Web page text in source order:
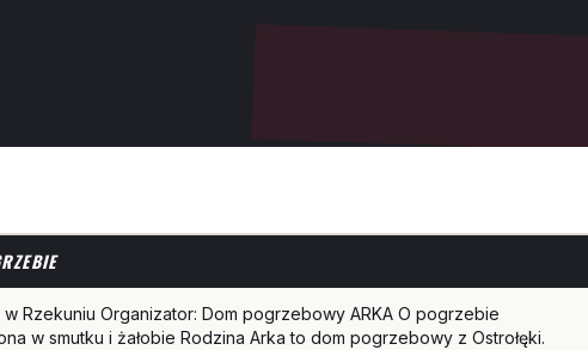
Rzekuniu Organizator: Dom pogrzebowy ARKA O pogrzebie
w smutku i żałobie Rodzina Arka to dom pogrzebowy z Ostrołęki.